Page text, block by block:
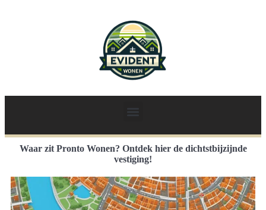
Waar zit Pronto Wonen? Ontdek hier de dichtstbijzijnde
vestiging!